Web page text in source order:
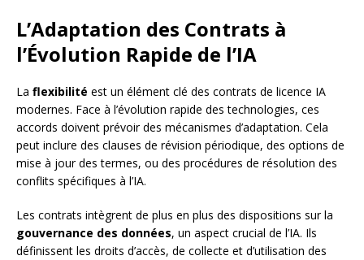
L’Adaptation des Contrats à
l’Évolution Rapide de l’IA
La flexibilité est un élément clé des contrats de licence IA
modernes. Face à l’évolution rapide des technologies, ces
accords doivent prévoir des mécanismes d’adaptation. Cela
peut inclure des clauses de révision périodique, des options de
mise à jour des termes, ou des procédures de résolution des
conflits spécifiques à l’IA.
Les contrats intègrent de plus en plus des dispositions sur la
gouvernance des données, un aspect crucial de l’IA. Ils
définissent les droits d’accès, de collecte et d’utilisation des